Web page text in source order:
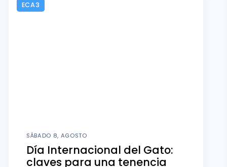
ECA3
SÁBADO 8, AGOSTO
Día Internacional del Gato:
claves para una tenencia